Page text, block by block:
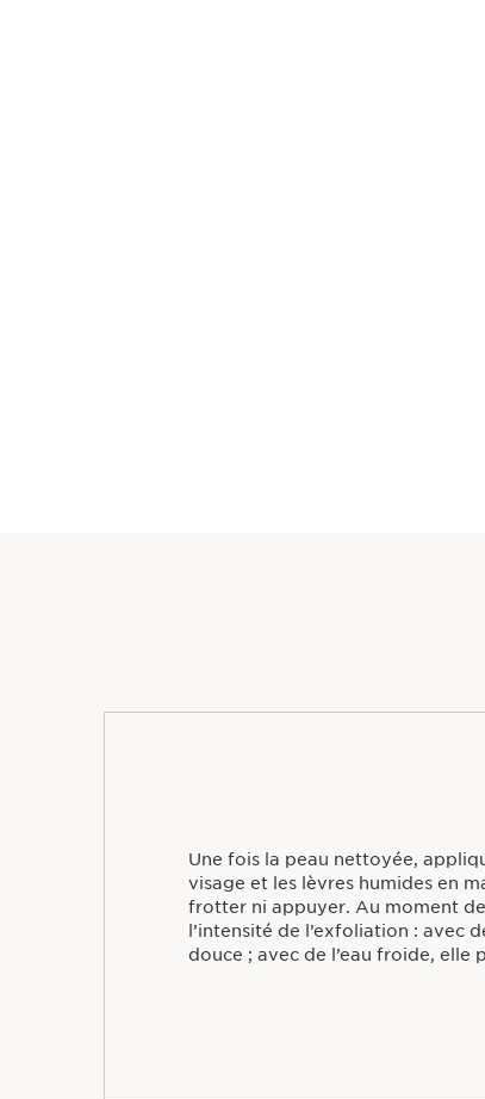
Une fois la peau nettoyée,
visage et les lèvres humides en
frotter ni appuyer. Au moment
l’intensité de l’exfoliation : avec
douce ; avec de l’eau froide, elle